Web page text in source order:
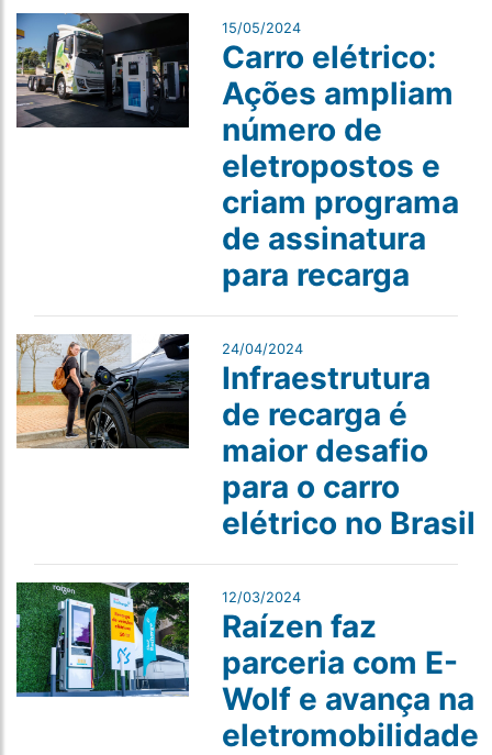
15/05/2024
Carro elétrico:
Ações ampliam
número de
eletropostos e
criam programa
de assinatura
para recarga
24/04/2024
Infraestrutura
de recarga é
maior desafio
para o carro
elétrico no Brasil
12/03/2024
Raízen faz
parceria com E-
Wolf e avança na
eletromobilidade